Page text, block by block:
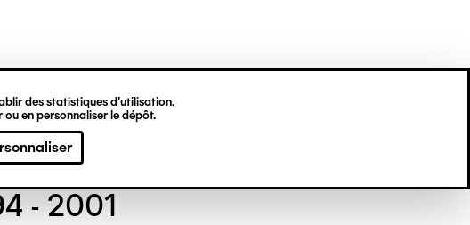
des statistiques d’utilisation.
en personnaliser le dépôt.
DECQ
- 2001